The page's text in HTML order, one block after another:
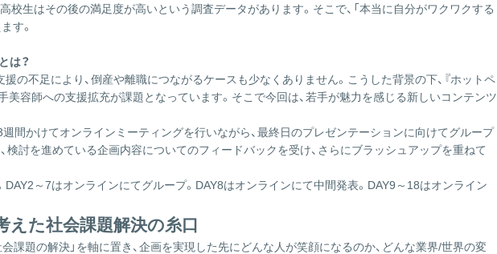
校生はその後の満足度が高いという調査データがあります。そこで、「本当に自分がワクワクする
す。
は？
不足により、倒産や離職につながるケースも少なくありません。こうした背景の下、『ホットペ
容師への支援拡充が課題となっています。そこで今回は、若手が魅力を感じる新しいコンテンツ
間かけてオンラインミーティングを行いながら、最終日のプレゼンテーションに向けてグループ
討を進めている企画内容についてのフィードバックを受け、さらにブラッシュアップを重ねて
えた社会課題解決の糸口
課題の解決」​を軸に置き、​企画を実現した先にどんな人が笑顔になるのか、​どんな業界/世界の変